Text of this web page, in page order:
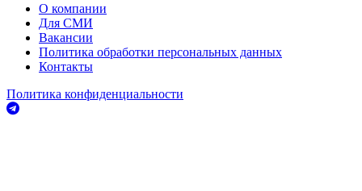
О компании
Для СМИ
Вакансии
Политика обработки персональных данных
Контакты
Политика конфиденциальности